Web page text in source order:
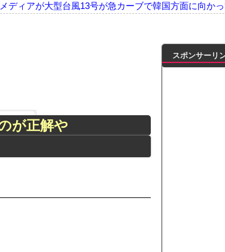
ディアが大型台風13号が急カーブで韓国方面に向か
都 現役続行！ FC東京と再契約 J1初制覇で恩返し
】全農公式さんが公開「鶏もも肉を最高おいしく食べ
！」台風13号「三峡直撃予測」中国「上流大洪水！（
が正解や
スポンサーリ